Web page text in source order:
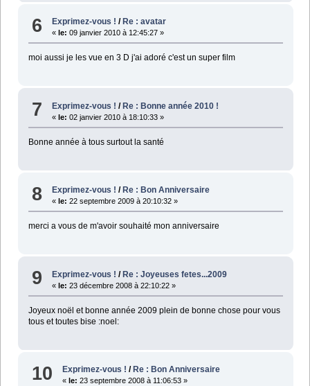
6 Exprimez-vous ! / Re : avatar
« le: 09 janvier 2010 à 12:45:27 »
moi aussi je les vue en 3 D j'ai adoré c'est un super film
7 Exprimez-vous ! /Re : Bonne année 2010 !
«le: 02 janvier 2010 à 18:10:33 »
Bonne année à tous surtout la santé
8 Exprimez-vous ! / Re : Bon Anniversaire
«le: 22 septembre 2009 à 20:10:32 »
merci a vous de m'avoir souhaité mon anniversaire
9 Exprimez-vous ! /Re : Joyeuses fetes...2009
«le: 23 décembre 2008 à 22:10:22 »
Joyeux noël et bonne année 2009 plein de bonne chose pour vous
tous et toutes bise :noel:
10 Exprimez-vous ! / Re : Bon Anniversaire
«le: 23 septembre 2008 à 11:06:53 »